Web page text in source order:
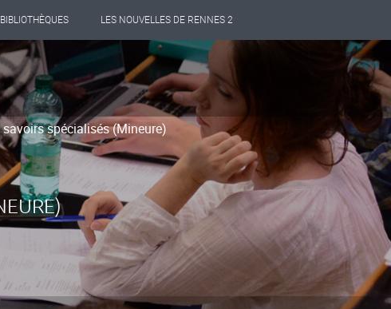
BIBLIOTHÈQUES LES NOUVELLES DE RENNES 2
spécialisés (Mineure)